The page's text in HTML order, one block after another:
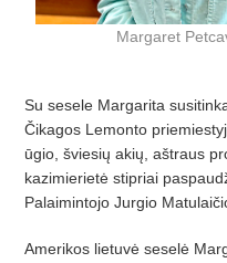
Margaret
Su sesele Margarita
Čikagos Lemonto
ūgio, šviesių akių, aštraus
kazimierietė stipriai
Palaimintojo Jurgio
Amerikos lietuvė seselė